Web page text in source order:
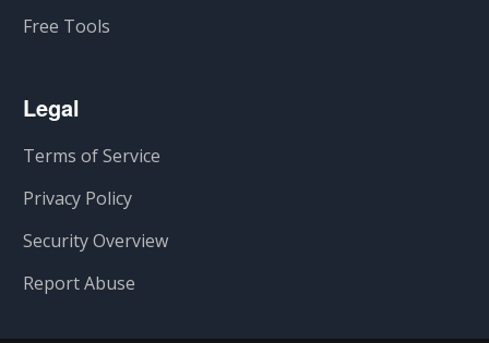
Free Tools
Legal
Terms of Service
Privacy Policy
Security Overview
Report Abuse